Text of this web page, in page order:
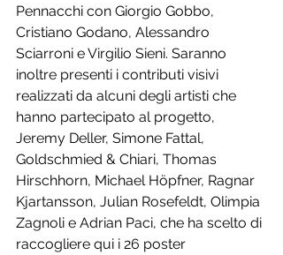
Pennacchi con Giorgio Gobbo,
Cristiano Godano, Alessandro
Sciarroni e Virgilio Sieni. Saranno
inoltre presenti i contributi visivi
realizzati da alcuni degli artisti che
hanno partecipato al progetto,
Jeremy Deller, Simone Fattal,
Goldschmied & Chiari, Thomas
Hirschhorn, Michael Höpfner, Ragnar
Kjartansson, Julian Rosefeldt, Olimpia
Zagnoli e Adrian Paci, che ha scelto di
raccogliere qui i 26 poster